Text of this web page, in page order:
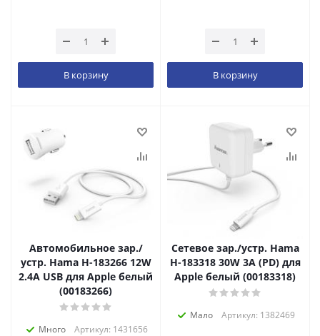
В корзину В корзину
Автомобильное зар./
устр. Hama H-183266 12W
2.4A USB для Apple белый
(00183266)
Много Артикул: 1431656
Сетевое зар./устр. Hama
H-183318 30W 3A (PD) для
Apple белый (00183318)
Мало Артикул: 1382469